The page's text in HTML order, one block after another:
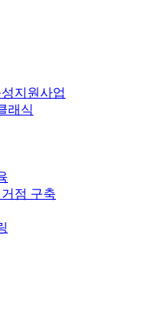
지원사업
래식
점 구축